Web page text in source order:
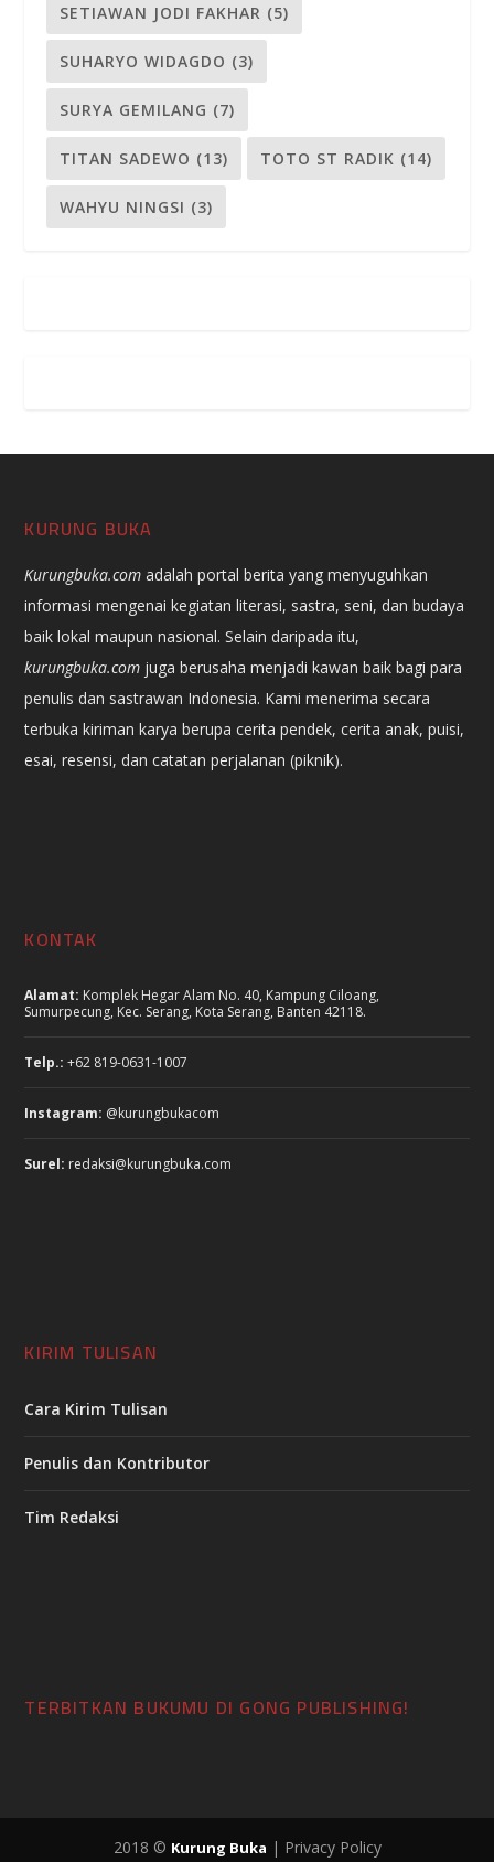
SETIAWAN JODI FAKHAR (5)
SUHARYO WIDAGDO (3)
SURYA GEMILANG (7)
TITAN SADEWO (13) TOTO ST RADIK (14)
WAHYU NINGSI (3)
KURUNG BUKA
Kurungbuka.com adalah portal berita yang menyuguhkan
informasi mengenai kegiatan literasi, sastra, seni, dan budaya
baik lokal maupun nasional. Selain daripada itu,
kurungbuka.com juga berusaha menjadi kawan baik bagi para
penulis dan sastrawan Indonesia. Kami menerima secara
terbuka kiriman karya berupa cerita pendek, cerita anak, puisi,
esai, resensi, dan catatan perjalanan (piknik).
KONTAK
Alamat: Komplek Hegar Alam No. 40, Kampung Ciloang,
Sumurpecung, Kec. Serang, Kota Serang, Banten 42118.
Telp.: +62 819-0631-1007
Instagram: @kurungbukacom
Surel: redaksi@kurungbuka.com
KIRIM TULISAN
Cara Kirim Tulisan
Penulis dan Kontributor
Tim Redaksi
TERBITKAN BUKUMU DI GONG PUBLISHING!
2018 © Kurung Buka | Privacy Policy